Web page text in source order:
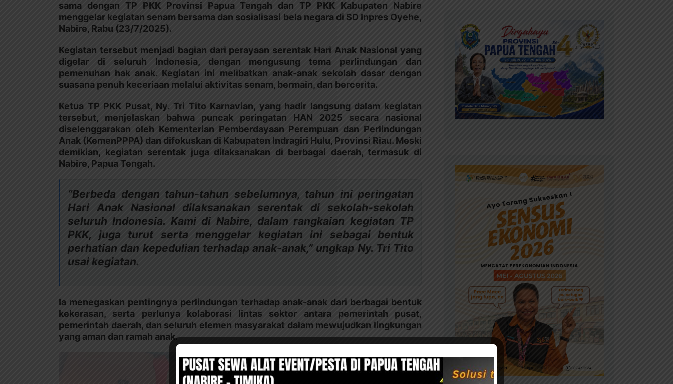
sama dengan TP PKK Provinsi Papua Tengah dan TP PKK Kabupaten Nabire
menggelar kegiatan senam bersama dan sosialisasi bela negara di SD Inpres Oyehe,
Nabire, Rabu (23/7/2025).
Kegiatan tersebut menjadi bagian dari perayaan serentak Hari Anak Nasional yang
digelar di seluruh Indonesia, dengan mengusung tema perlindungan dan
pemenuhan hak anak. Kegiatan ini melibatkan anak-anak sekolah dasar dengan
suasana penuh keceriaan melalui aktivitas senam, bermain, dan bercerita.
Ketua TP PKK Pusat, Ny. Tri Tito Karnavian, yang hadir langsung dalam kegiatan
tersebut, menjelaskan bahwa puncak peringatan HAN 2025 secara nasional
diselenggarakan oleh Kementerian Pemberdayaan Perempuan dan Perlindungan
Anak (KemenPPPA) dan difokuskan di Kabupaten Indragiri Hulu, Provinsi Riau. Meski
demikian, kegiatan serentak juga dilaksanakan di berbagai daerah, termasuk di
Nabire, Papua Tengah.
“Berbeda dengan tahun-tahun sebelumnya, tahun ini peringatan
Hari Anak Nasional dilaksanakan serentak di sekolah-sekolah
seluruh Indonesia. Kami di Nabire, dalam rangkaian kegiatan TP
PKK, juga turut serta menggelar kegiatan ini sebagai bentuk
perhatian dan kepedulian terhadap anak-anak,” ungkap Ny. Tri Tito
usai kegiatan.
Ia menegaskan pentingnya perlindungan terhadap anak-anak dari berbagai bentuk
kekerasan, serta perlunya kolaborasi lintas sektor antara pemerintah pusat,
pemerintah daerah, dan seluruh elemen masyarakat dalam mewujudkan lingkungan
yang aman dan ramah anak.